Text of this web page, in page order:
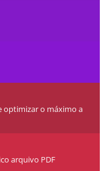
optimizar o máximo a
arquivo PDF